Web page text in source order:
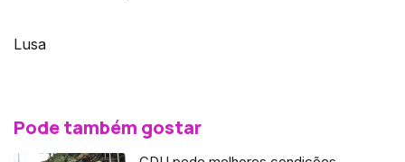
Lusa
Pode também gostar